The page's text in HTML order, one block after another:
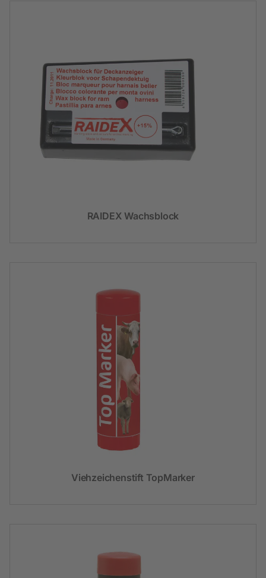
RAIDEX Wachsblock
Viehzeichenstift TopMarker